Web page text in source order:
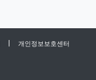
개인정보보호센터